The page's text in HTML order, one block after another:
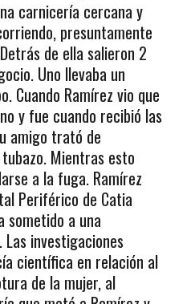
carnicería cercana y
presuntamente
de ella salieron 2
Uno llevaba un
Cuando Ramírez vio que
y fue cuando recibió las
amigo trató de
Mientras esto
a la fuga. Ramírez
Periférico de Catia
sometido a una
investigaciones
científica en relación al
de la mujer, al